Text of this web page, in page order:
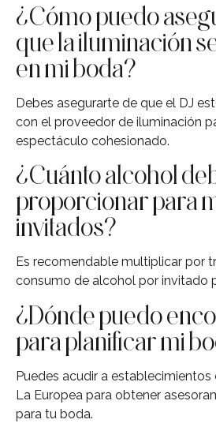
¿Cómo puedo
que la iluminación
en mi boda?
Debes asegurarte de que el DJ
con el proveedor de iluminación
espectáculo cohesionado.
¿Cuánto alcohol
proporcionar para
invitados?
Es recomendable multiplicar por
consumo de alcohol por invitado
¿Dónde puedo
para planificar mi
Puedes acudir a
La Europea para obtener
para tu boda.